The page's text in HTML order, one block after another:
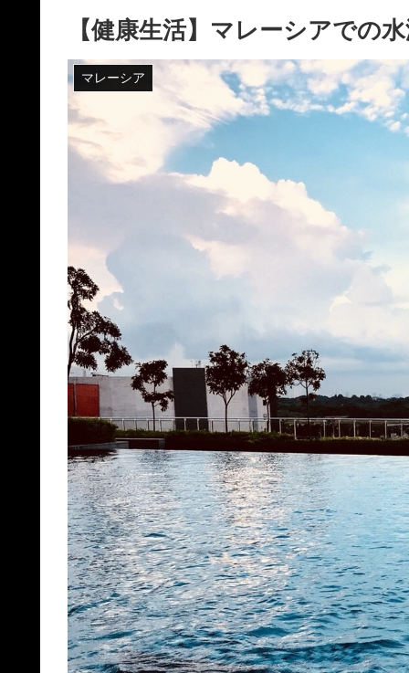
【健康生活】マレーシアでの
マレーシア